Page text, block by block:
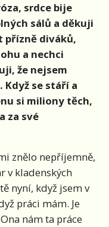
srdce bije
sálů a děkuji
přízně diváků,
a nechci
že nejsem
Když se stáří a
si miliony těch,
za své
znělo nepříjemně,
v kladenských
nyní, když jsem v
práci mám. Je
nám ta práce